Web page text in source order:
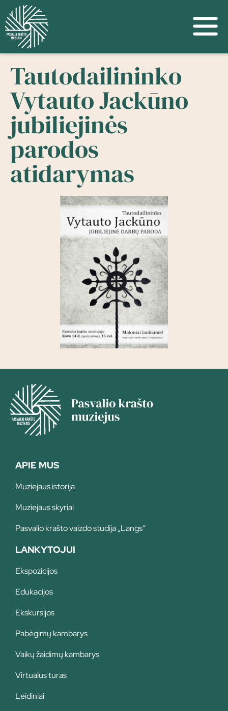
Tautodailininko
Vytauto Jackūno
jubiliejinės
parodos
atidarymas
APIE MUS
Muziejaus istorija
Muziejaus skyriai
Pasvalio krašto vaizdo studija „Langs“
LANKYTOJUI
Ekspozicijos
Edukacijos
Ekskursijos
Pabėgimų kambarys
Vaikų žaidimų kambarys
Virtualus turas
Leidiniai